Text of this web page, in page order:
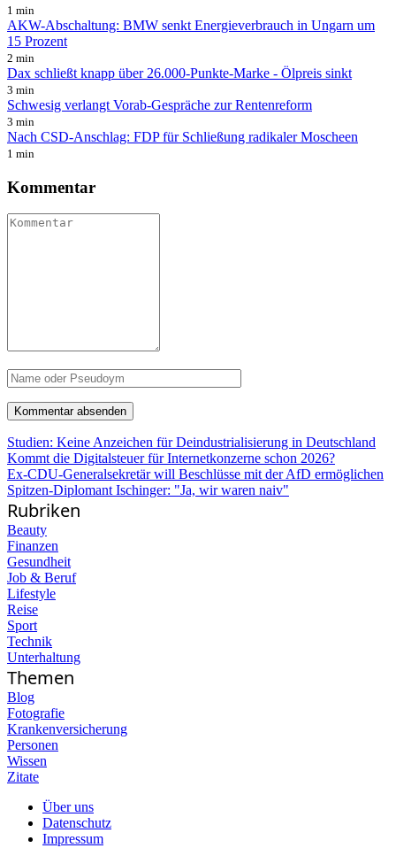
1 min
AKW-Abschaltung: BMW senkt Energieverbrauch in Ungarn um
15 Prozent
2 min
Dax schließt knapp über 26.000-Punkte-Marke - Ölpreis sinkt
3 min
Schwesig verlangt Vorab-Gespräche zur Rentenreform
3 min
Nach CSD-Anschlag: FDP für Schließung radikaler Moscheen
1 min
Kommentar
Studien: Keine Anzeichen für Deindustrialisierung in Deutschland
Kommt die Digitalsteuer für Internetkonzerne schon 2026?
Ex-CDU-Generalsekretär will Beschlüsse mit der AfD ermöglichen
Spitzen-Diplomant Ischinger: "Ja, wir waren naiv"
Rubriken
Beauty
Finanzen
Gesundheit
Job & Beruf
Lifestyle
Reise
Sport
Technik
Unterhaltung
Themen
Blog
Fotografie
Krankenversicherung
Personen
Wissen
Zitate
Über uns
Datenschutz
Impressum